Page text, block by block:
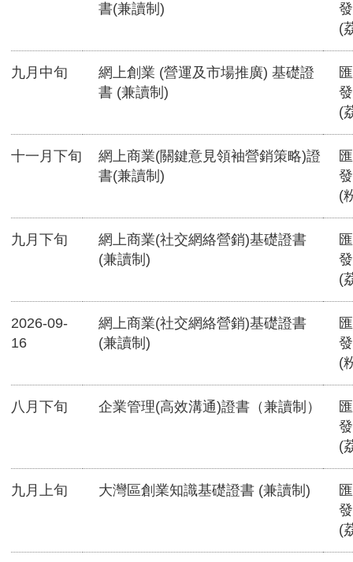
書(兼讀制)
(
九月中旬
網上創業 (營運及市場推廣) 基礎證
書 (兼讀制)
(
十一月下旬
網上商業(關鍵意見領袖營銷策略)證
書(兼讀制)
(
九月下旬
網上商業(社交網絡營銷)基礎證書
(兼讀制)
(
2026-09-
16
網上商業(社交網絡營銷)基礎證書
(兼讀制)
(
八月下旬 企業管理(高效溝通)證書（兼讀制）
(
九月上旬 大灣區創業知識基礎證書 (兼讀制)
(